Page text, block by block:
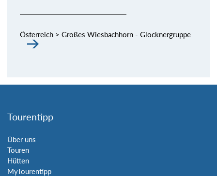
Österreich > Großes Wiesbachhorn - Glocknergruppe
Tourentipp
Über uns
Touren
Hütten
MyTourentipp